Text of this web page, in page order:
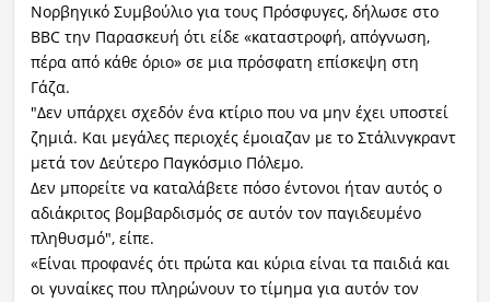
Νορβηγικό Συμβούλιο για τους Πρόσφυγες, δήλωσε στο
BBC την Παρασκευή ότι είδε «καταστροφή, απόγνωση,
πέρα ​​από κάθε όριο» σε μια πρόσφατη επίσκεψη στη
Γάζα.
"Δεν υπάρχει σχεδόν ένα κτίριο που να μην έχει υποστεί
ζημιά. Και μεγάλες περιοχές έμοιαζαν με το Στάλινγκραντ
μετά τον Δεύτερο Παγκόσμιο Πόλεμο.
Δεν μπορείτε να καταλάβετε πόσο έντονοι ήταν αυτός ο
αδιάκριτος βομβαρδισμός σε αυτόν τον παγιδευμένο
πληθυσμό", είπε.
«Είναι προφανές ότι πρώτα και κύρια είναι τα παιδιά και
οι γυναίκες που πληρώνουν το τίμημα για αυτόν τον